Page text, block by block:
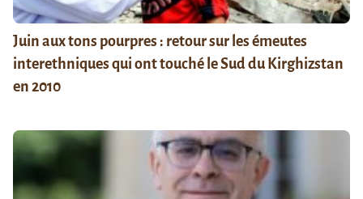
Juin aux tons pourpres : retour sur les émeutes
interethniques qui ont touché le Sud du Kirghizstan
en 2010